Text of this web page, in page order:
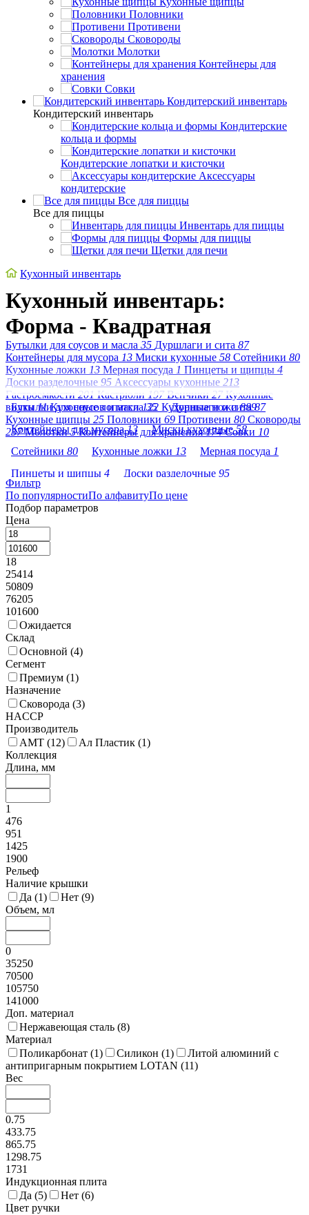
Половники
Противени
Сковороды
Молотки
Контейнеры для
хранения
Совки
Кондитерский инвентарь
Кондитерский инвентарь
Кондитерские
кольца и формы
Кондитерские лопатки и кисточки
Аксессуары
кондитерские
Все для пиццы
Все для пиццы
Инвентарь для пиццы
Формы для пиццы
Щетки для печи
Кухонный инвентарь
Кухонный инвентарь:
Форма - Квадратная
Бутылки для соусов и масла 35 Дуршлаги и сита 87
Контейнеры для мусора 13 Миски кухонные 58 Сотейники 80
Кухонные ложки 13 Мерная посуда 1 Пинцеты и щипцы 4
Доски разделочные 95 Аксессуары кухонные 213
Гастроемкости 201 Кастрюли 197 Венчики 27 Кухонные
вилки 11 Кухонные лопатки 122 Кухонные ножи 889
Кухонные щипцы 25 Половники 69 Противени 80 Сковороды
237 Молотки 5 Контейнеры для хранения 174 Совки 10
Бутылки для соусов и масла 35 Дуршлаги и сита 87
Контейнеры для мусора 13 Миски кухонные 58
Сотейники 80 Кухонные ложки 13 Мерная посуда 1
Пинцеты и щипцы 4 Доски разделочные 95
Аксессуары кухонные213 Гастроемкости
Кастрюли
Кухонные лопатки
Кухонные щипцы
Сковороды
Контейнеры для хранения
Фильтр
По популярностиПо алфавитуПо цене
Подбор параметров
Цена
18
25414
50809
76205
101600
Ожидается
Склад
Основной (4)
Сегмент
Премиум (1)
Назначение
Сковорода (3)
HACCP
Производитель
AMT (12) Ал Пластик (1)
Коллекция
Длина, мм
1
476
951
1425
1900
Рельеф
Наличие крышки
Да (1) Нет (9)
Объем, мл
0
35250
70500
105750
141000
Доп. материал
Нержавеющая сталь (8)
Материал
Поликарбонат (1) Силикон (1)
Литой алюминий с
антипригарным покрытием LOTAN (11)
Вес
0.75
433.75
865.75
1298.75
1731
Индукционная плита
Да (5) Нет (6)
Цвет ручки